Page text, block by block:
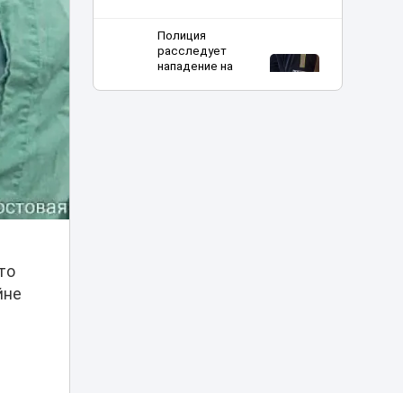
Полиция
расследует
нападение на